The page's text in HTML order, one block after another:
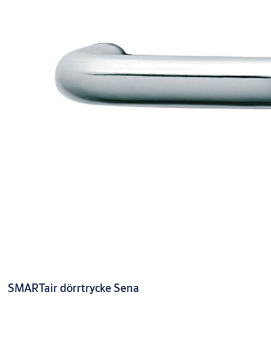
SMARTair dörrtrycke Sena